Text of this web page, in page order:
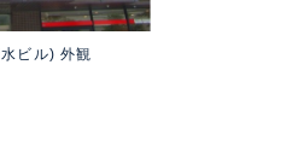
ビル) 外観